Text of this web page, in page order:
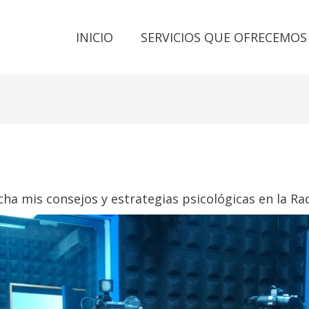
INICIO SERVICIOS QUE OFRECEMOS
mis consejos y estrategias psicológicas en la